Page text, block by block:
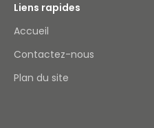
Liens rapides
Accueil
Contactez-nous
Plan du site